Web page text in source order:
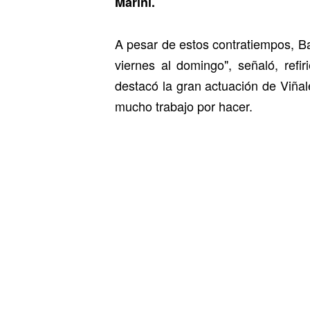
A pesar de estos contratiempos,
viernes al domingo", señaló,
destacó la gran actuación de
mucho trabajo por hacer.